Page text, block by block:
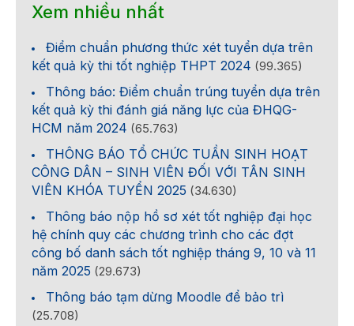
Xem nhiều nhất
Điểm chuẩn phương thức xét tuyển dựa trên
kết quả kỳ thi tốt nghiệp THPT 2024 (99.365)
Thông báo: Điểm chuẩn trúng tuyển dựa trên
kết quả kỳ thi đánh giá năng lực của ĐHQG-
HCM năm 2024 (65.763)
THÔNG BÁO TỔ CHỨC TUẦN SINH HOẠT
CÔNG DÂN – SINH VIÊN ĐỐI VỚI TÂN SINH
VIÊN KHÓA TUYỂN 2025 (34.630)
Thông báo nộp hồ sơ xét tốt nghiệp đại học
hệ chính quy các chương trình cho các đợt
công bố danh sách tốt nghiệp tháng 9, 10 và 11
năm 2025 (29.673)
Thông báo tạm dừng Moodle để bảo trì
(25.708)